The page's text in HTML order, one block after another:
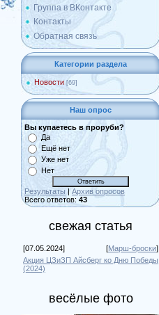
Группа в ВКонтакте
Контакты
Обратная связь
Категории раздела
Новости [69]
Наш опрос
Вы купаетесь в проруби?
Да
Ещё нет
Уже нет
Нет
Результаты | Архив опросов
Всего ответов: 43
свежая статья
[07.05.2024] [Марш-броски]
Акция ЦЗиЗП Айсберг ко Дню Победы
(2024)
весёлые фото